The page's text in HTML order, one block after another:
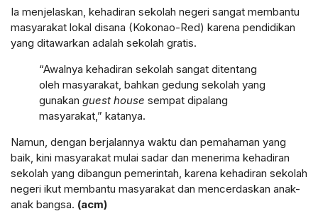
Ia menjelaskan, kehadiran sekolah negeri sangat membantu
masyarakat lokal disana (Kokonao-Red) karena pendidikan
yang ditawarkan adalah sekolah gratis.
“Awalnya kehadiran sekolah sangat ditentang
oleh masyarakat, bahkan gedung sekolah yang
gunakan guest house sempat dipalang
masyarakat,” katanya.
Namun, dengan berjalannya waktu dan pemahaman yang
baik, kini masyarakat mulai sadar dan menerima kehadiran
sekolah yang dibangun pemerintah, karena kehadiran sekolah
negeri ikut membantu masyarakat dan mencerdaskan anak-
anak bangsa. (acm)